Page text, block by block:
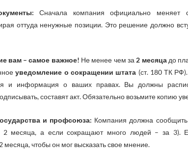
Сначала компания официально меняет
оттуда ненужные позиции. Это решение должно
вам – самое важное! Не менее чем за2 месяцадо
уведомление о сокращении штата (ст. 180 ТК
и информация о ваших правах. Вы должны
составят акт. Обязательно возьмите копию
и профсоюза: Компания должна
2 месяца, а если сокращают много людей – за 3).
месяца, чтобы он мог высказать свое мнение.